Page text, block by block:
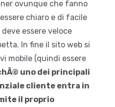
ovunque che fanno
chiaro e di facile
essere veloce
In fine il sito web si
mobile (quindi essere
uno dei principali
cliente entra in
il proprio